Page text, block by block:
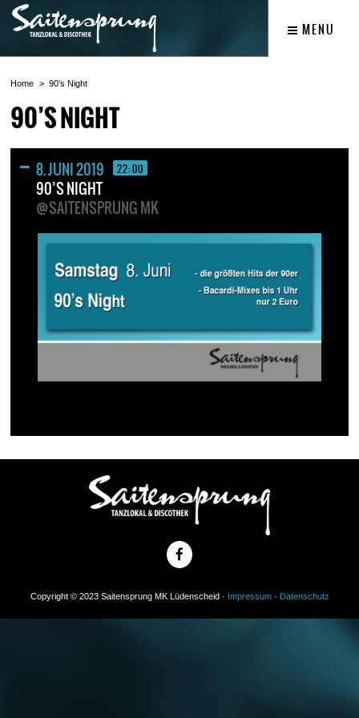
MENU
Home 90’s Night
90’S NIGHT
8. JUNI 2019 22:00
90’S NIGHT
@SAITENSPRUNG MK
Copyright © 2023 Saitensprung MK Lüdenscheid · Impressum· Datenschutz